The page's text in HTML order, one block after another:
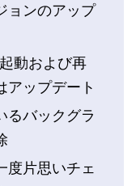
ョンのアップ
動および再
アップデート
るバックグラ
度片思いチェ